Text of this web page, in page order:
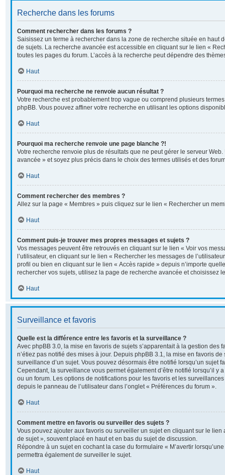
Recherche dans les forums
Comment rechercher dans les forums ?
Saisissez un terme à rechercher dans la zone de recherche située en haut
de sujets. La recherche avancée est accessible en cliquant sur le lien «
toutes les pages du forum. L’accès à la recherche peut dépendre des
Haut
Pourquoi ma recherche ne renvoie aucun résultat ?
Votre recherche est probablement trop vague ou comprend plusieurs
phpBB. Vous pouvez affiner votre recherche en utilisant les options
Haut
Pourquoi ma recherche renvoie une page blanche ?!
Votre recherche renvoie plus de résultats que ne peut gérer le serveur
avancée » et soyez plus précis dans le choix des termes utilisés et des
Haut
Comment rechercher des membres ?
Allez sur la page « Membres » puis cliquez sur le lien « Rechercher un
Haut
Comment puis-je trouver mes propres messages et sujets ?
Vos messages peuvent être retrouvés en cliquant sur le lien « Voir vos
l’utilisateur, en cliquant sur le lien « Rechercher les messages de
profil ou bien en cliquant sur le lien « Accès rapide » depuis n’importe
rechercher vos sujets, utilisez la page de recherche avancée et choisissez
Haut
Surveillance et favoris
Quelle est la différence entre les favoris et la surveillance ?
Avec phpBB 3.0, la mise en favoris de sujets s’apparentait à la gestion des
n’étiez pas notifié des mises à jour. Depuis phpBB 3.1, la mise en favoris
surveillance d’un sujet. Vous pouvez désormais être notifié lorsqu’un sujet
Cependant, la surveillance vous permet également d’être notifié lorsqu’il y
ou un forum. Les options de notifications pour les favoris et les
depuis le panneau de l’utilisateur dans l’onglet « Préférences du forum ».
Haut
Comment mettre en favoris ou surveiller des sujets ?
Vous pouvez ajouter aux favoris ou surveiller un sujet en cliquant sur le
de sujet », souvent placé en haut et en bas du sujet de discussion.
Répondre à un sujet en cochant la case du formulaire « M’avertir
permettra également de surveiller le sujet.
Haut